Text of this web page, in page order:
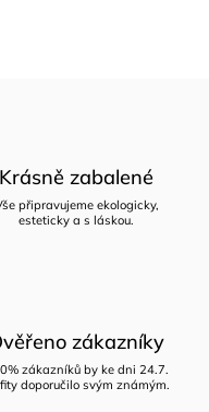
Krásně zabalené
připravujeme ekologicky,
esteticky a s láskou.
zákazníky
zákazníků by ke dni 24.7.
doporučilo svým známým.